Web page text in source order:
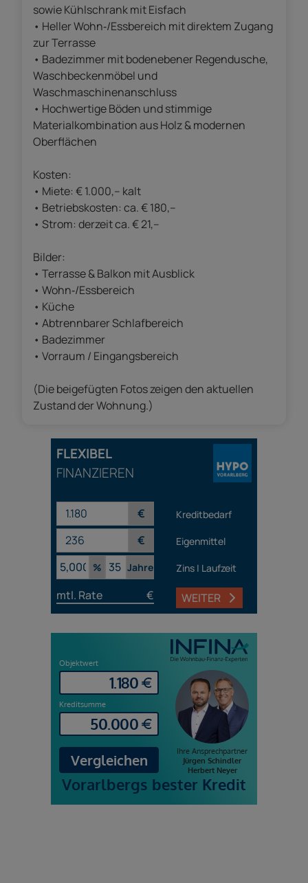
sowie Kühlschrank mit Eisfach
• Heller Wohn‑/Essbereich mit direktem Zugang
zur Terrasse
• Badezimmer mit bodenebener Regendusche,
Waschbeckenmöbel und
Waschmaschinenanschluss
• Hochwertige Böden und stimmige
Materialkombination aus Holz & modernen
Oberflächen
Kosten:
• Miete: € 1.000,– kalt
• Betriebskosten: ca. € 180,–
• Strom: derzeit ca. € 21,–
Bilder:
• Terrasse & Balkon mit Ausblick
• Wohn‑/Essbereich
• Küche
• Abtrennbarer Schlafbereich
• Badezimmer
• Vorraum / Eingangsbereich
(Die beigefügten Fotos zeigen den aktuellen
Zustand der Wohnung.)
FLEXIBEL
FINANZIEREN
€ Kreditbedarf
€
Eigenmittel
%
Jahre Zins | Laufzeit
mtl. Rate € WEITER